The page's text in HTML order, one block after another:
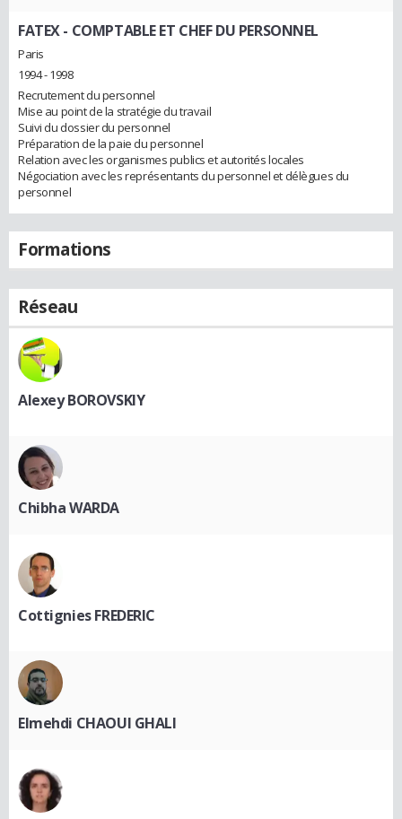
FATEX- COMPTABLE ET CHEF DU PERSONNEL
Paris
1994 - 1998
Recrutement du personnel
Mise au point de la stratégie du travail
Suivi du dossier du personnel
Préparation de la paie du personnel
Relation avec les organismes publics et autorités locales
Négociation avec les représentants du personnel et délègues du
personnel
Formations
Réseau
Alexey BOROVSKIY
Chibha WARDA
Cottignies FREDERIC
Elmehdi CHAOUI GHALI